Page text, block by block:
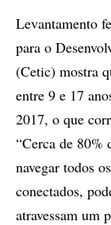
Levantamento
para o
(Cetic) mostra
entre 9 e 17
2017, o que
“Cerca de 80%
navegar todos
conectados,
atravessam um